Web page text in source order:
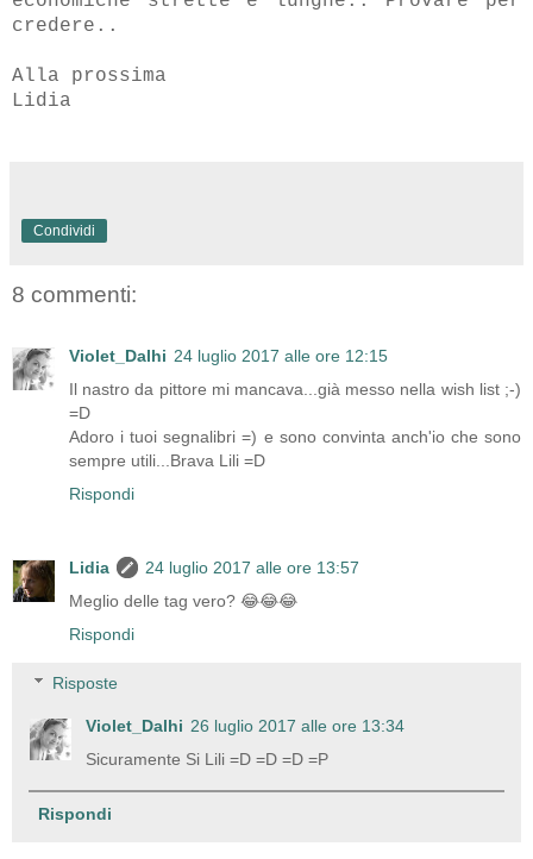
credere..
Alla prossima
Lidia
Condividi
8 commenti:
Violet_Dalhi 24 luglio 2017 alle ore 12:15
Il nastro da pittore mi mancava...già messo nella wish list ;-)
=D
Adoro i tuoi segnalibri =) e sono convinta anch'io che sono
sempre utili...Brava Lili =D
Rispondi
Lidia
24 luglio 2017 alle ore 13:57
Meglio delle tag vero? 😂😂😂
Rispondi
Risposte
Violet_Dalhi 26 luglio 2017 alle ore 13:34
Sicuramente Si Lili =D =D =D =P
Rispondi